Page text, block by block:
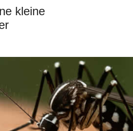
kleine